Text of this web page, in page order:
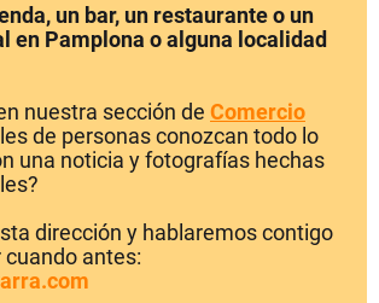
un bar, un restaurante o un
en Pamplona o alguna localidad
nuestra sección de Comercio
de personas conozcan todo lo
una noticia y fotografías hechas
dirección y hablaremos contigo
antes: